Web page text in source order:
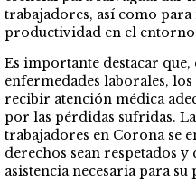
trabajadores, así como
productividad en el
Es importante destacar que,
enfermedades laborales,
recibir atención médica
por las pérdidas sufridas.
trabajadores en Corona se
derechos sean respetados
asistencia necesaria para